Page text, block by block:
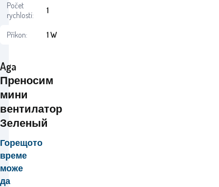
Aga
Преносим
мини
вентилатор
Зеленый
Горещото
време
може
да
Počet
rychlostí:
1
Příkon: 1 W